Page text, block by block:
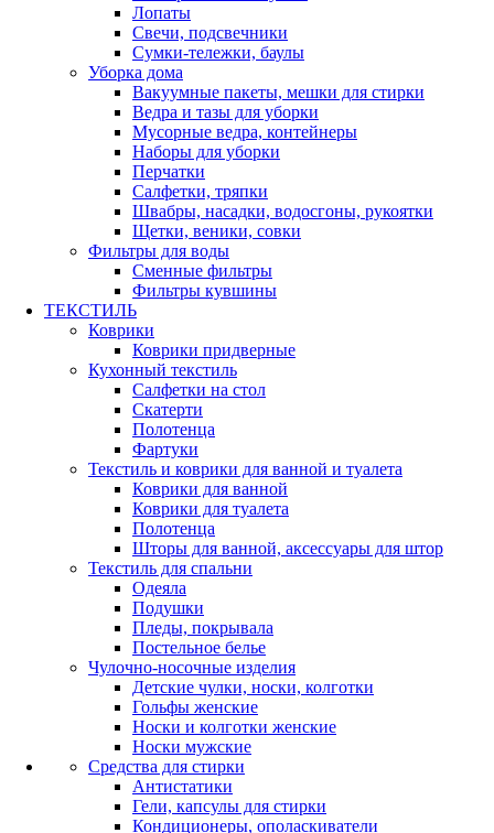
Лопаты
Свечи, подсвечники
Сумки-тележки, баулы
Уборка дома
Вакуумные пакеты, мешки для стирки
Ведра и тазы для уборки
Мусорные ведра, контейнеры
Наборы для уборки
Перчатки
Салфетки, тряпки
Швабры, насадки, водосгоны, рукоятки
Щетки, веники, совки
Фильтры для воды
Сменные фильтры
Фильтры кувшины
ТЕКСТИЛЬ
Коврики
Коврики придверные
Кухонный текстиль
Салфетки на стол
Скатерти
Полотенца
Фартуки
Текстиль и коврики для ванной и туалета
Коврики для ванной
Коврики для туалета
Полотенца
Шторы для ванной, аксессуары для штор
Текстиль для спальни
Одеяла
Подушки
Пледы, покрывала
Постельное белье
Чулочно-носочные изделия
Детские чулки, носки, колготки
Гольфы женские
Носки и колготки женские
Носки мужские
Средства для стирки
Антистатики
Гели, капсулы для стирки
Кондиционеры, ополаскиватели